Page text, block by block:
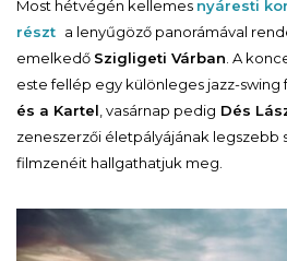
Most hétvégén kellemes nyáresti
részt a lenyűgöző panorámával
emelkedő Szigligeti Várban . A
este fellép egy különleges jazz-swing
és a Kartel , vasárnap pedig Dés
zeneszerzői életpályájának legszebb
filmzenéit hallgathatjuk meg.